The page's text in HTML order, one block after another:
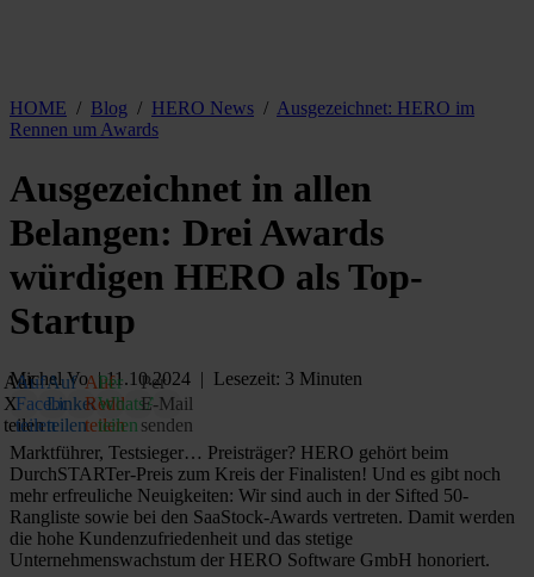
HOME / Blog / HERO News / Ausgezeichnet: HERO im
Rennen um Awards
Ausgezeichnet in allen
Belangen: Drei Awards
würdigen HERO als Top-
Startup
Michel Vo| 11.10.2024 | Lesezeit: 3 Minuten
Auf
X
teilen
Auf
Facebook
teilen
Auf
LinkedIn
teilen
Auf
Reddit
teilen
Per
WhatsApp
teilen
Per
E‑Mail
senden
Marktführer, Testsieger… Preisträger? HERO gehört beim
DurchSTARTer-Preis zum Kreis der Finalisten! Und es gibt noch
mehr erfreuliche Neuigkeiten: Wir sind auch in der Sifted 50-
Rangliste sowie bei den SaaStock-Awards vertreten. Damit werden
die hohe Kundenzufriedenheit und das stetige
Unternehmenswachstum der HERO Software GmbH honoriert.